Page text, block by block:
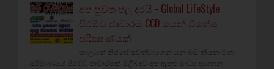
අප පුවත පල දරයි - Global LifeStyle
පිරමීඩ ජාවාරම CCD යෙන් විශේෂ
පරීක්‍ෂණයක්‌
කාලයක්‌ තිස්‌සේ පවත්වාගෙන යන බව කියන මහා
පරිමාණයේ පිරමීඩ ජාවාරමක්‌ පිළිබඳව අප ඇතුළු මාධ්‍ය ආයතන